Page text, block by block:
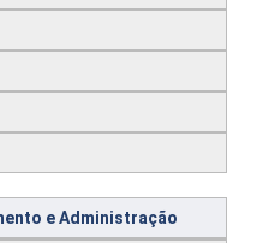
e Administração